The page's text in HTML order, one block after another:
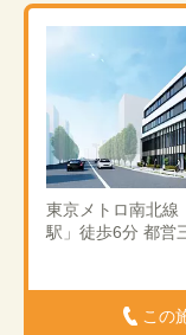
東京メトロ南北線
駅」徒歩6分 都営
この